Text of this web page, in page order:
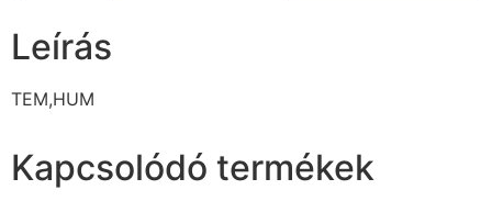
Leírás
TEM,HUM
Kapcsolódó termékek